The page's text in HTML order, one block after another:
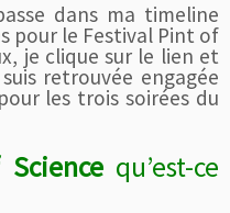
dans ma timeline
pour le Festival Pint of
je clique sur le lien et
retrouvée engagée
les trois soirées du
qu’est-ce